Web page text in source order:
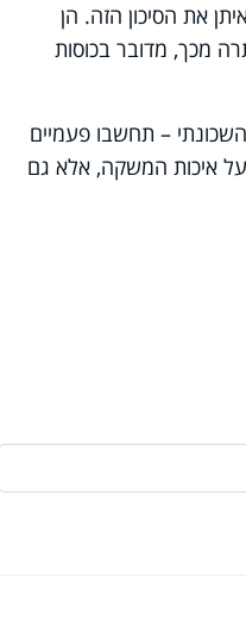
את הסיכון הזה. הן
מכך, מדובר בכוסות
– תחשבו פעמיים
איכות המשקה, אלא גם